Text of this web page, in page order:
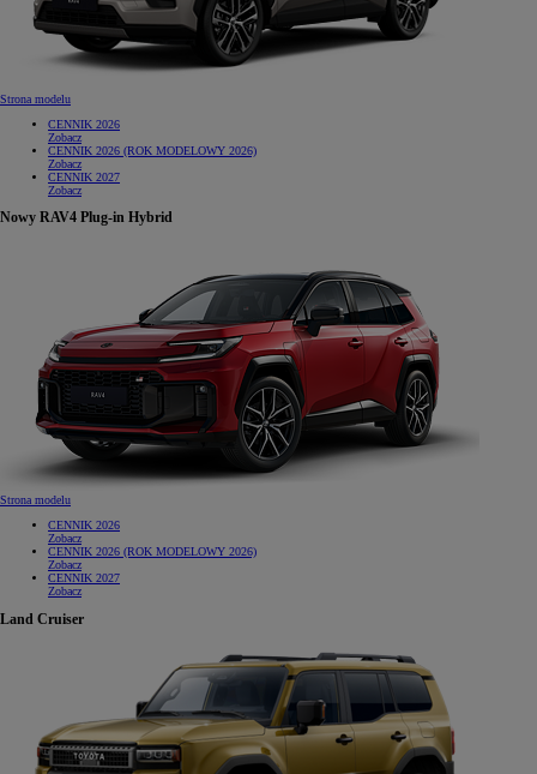
Strona modelu
CENNIK 2026
Zobacz
CENNIK 2026 (ROK MODELOWY 2026)
Zobacz
CENNIK 2027
Zobacz
Nowy RAV4 Plug-in Hybrid
Strona modelu
CENNIK 2026
Zobacz
CENNIK 2026 (ROK MODELOWY 2026)
Zobacz
CENNIK 2027
Zobacz
Land Cruiser